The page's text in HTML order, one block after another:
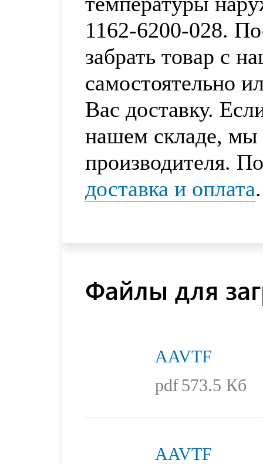
1162-6200-028.
забрать товар с
самостоятельно
Вас доставку.
нашем складе, мы
производителя.
доставка и оплата.
Файлы для
AAVTF
pdf573.5 Кб
AAVTF